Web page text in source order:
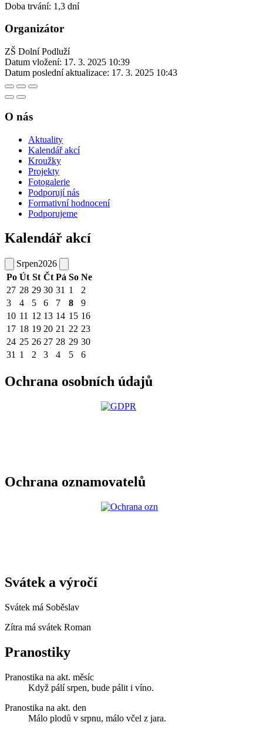
Doba trvání: 1,3 dní
Organizátor
ZŠ Dolní Podluží
Datum vložení: 17. 3. 2025 10:39
Datum poslední aktualizace: 17. 3. 2025 10:43
O nás
Aktuality
Kalendář akcí
Kroužky
Projekty
Fotogalerie
Podporují nás
Formativní hodnocení
Podporujeme
Kalendář akcí
Srpen2026
Po Út St Čt Pá So Ne
27 28 29 30 31 1
2
3
4 5 6 7 8
9
10 11 12 13 14 15 16
17 18 19 20 21 22 23
24 25 26 27 28 29 30
31 1 2 3 4 5 6
Ochrana osobních údajů
Ochrana oznamovatelů
Svátek a výročí
Svátek má Soběslav
Zítra má svátek Roman
Pranostiky
Pranostika na akt. měsíc
Když pálí srpen, bude pálit i víno.
Pranostika na akt. den
Málo plodů v srpnu, málo včel z jara.